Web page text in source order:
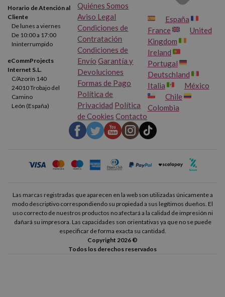
Horario de Atención al
Cliente
De lunes a viernes
De 10:00 a 17:00
Ininterrumpido
eCommProjects
Internet S.L.
C/Azorín 140
24010 Trobajo del
Camino
León (España)
Quiénes Somos
Aviso Legal
Condiciones de
Contratación
Condiciones de
Envío Garantía y
Devoluciones
Formas de Pago
Política de
Privacidad Política
de Cookies Contacto
España
France
United
Kingdom
Ireland
Portugal
Deutschland
Italia
México
Chile
Colombia
Las marcas registradas que aparecen en la web son utilizadas únicamente a
modo descriptivo correspondiendo su propiedad a sus legítimos dueños. El
uso correcto de nuestros productos no afectará a la calidad de impresión ni
dañará su impresora. Las capacidades son orientativas ya que no se puede
especificar de forma exacta su cantidad.
Copyright 2026 ©
Todos los derechos reservados